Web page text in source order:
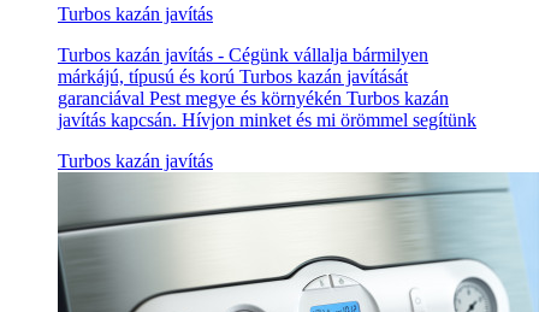
Turbos kazán javítás
Turbos kazán javítás - Cégünk vállalja bármilyen
márkájú, típusú és korú Turbos kazán javítását
garanciával Pest megye és környékén Turbos kazán
javítás kapcsán. Hívjon minket és mi örömmel segítünk
Turbos kazán javítás